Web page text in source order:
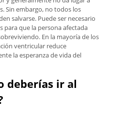
Sin embargo, no todos los
salvarse. Puede ser necesario
para que la persona afectada
En la mayoría de los
ventricular reduce
la esperanza de vida del
deberías ir al